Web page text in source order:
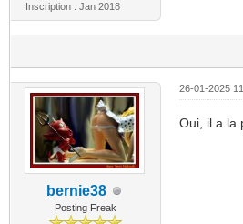
Inscription : Jan 2018
bernie38
Posting Freak
26-01-2025
Oui, il a la